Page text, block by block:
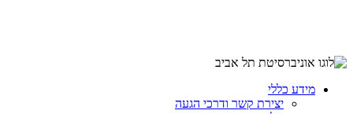
מידע כללי
יצירת קשר ודרכי הגעה